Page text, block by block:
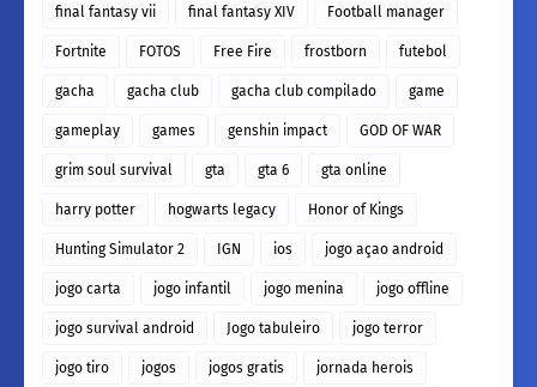
final fantasy vii final fantasy XIV Football manager
Fortnite FOTOS Free Fire frostborn futebol
gacha gacha club gacha club compilado game
gameplay games genshin impact GOD OF WAR
grim soul survival gta gta 6 gta online
harry potter hogwarts legacy Honor of Kings
Hunting Simulator 2 IGN ios jogo açao android
jogo carta jogo infantil jogo menina jogo offline
jogo survival android Jogo tabuleiro jogo terror
jogo tiro jogos jogos gratis jornada herois